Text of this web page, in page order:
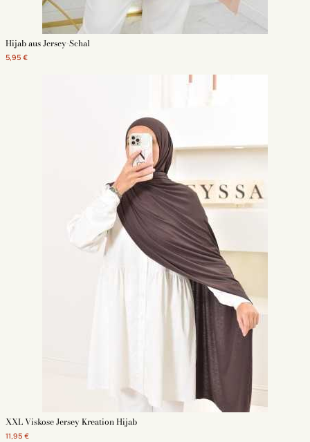
Hijab aus Jersey-Schal
5,95 €
XXL Viskose Jersey Kreation Hijab
11,95 €